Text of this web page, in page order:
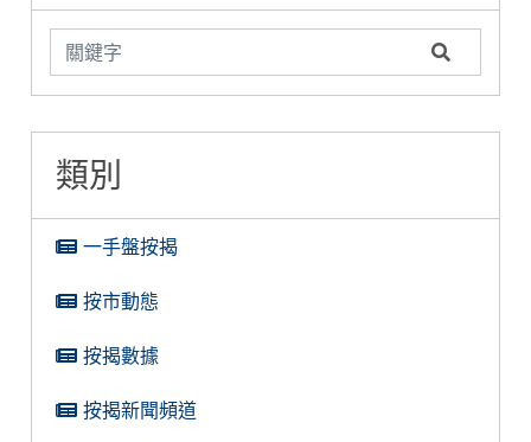
類別
一手盤按揭
按市動態
按揭數據
按揭新聞頻道